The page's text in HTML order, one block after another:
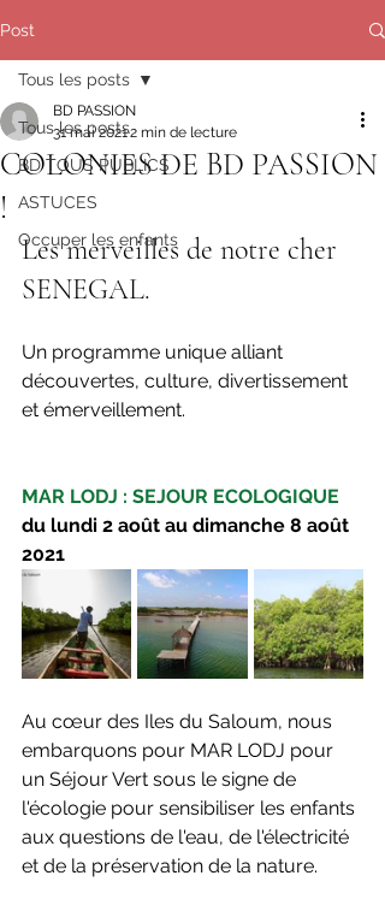
Post
Tous les posts
BD TOUS PUBLICS
ASTUCES
Occuper les enfants
Tous les posts
COLONIES DE BD PASSION
!
BD PASSION
31 mai 20212 min de lecture
Les merveilles de notre cher
SENEGAL.
Un programme unique alliant
découvertes, culture, divertissement
et émerveillement.
MAR LODJ : SEJOUR ECOLOGIQUE
du lundi 2 août au dimanche 8 août
2021
Au cœur des Iles du Saloum, nous
embarquons pour MAR LODJ pour
un Séjour Vert sous le signe de
l'écologie pour sensibiliser les enfants
aux questions de l'eau, de l'électricité
et de la préservation de la nature.